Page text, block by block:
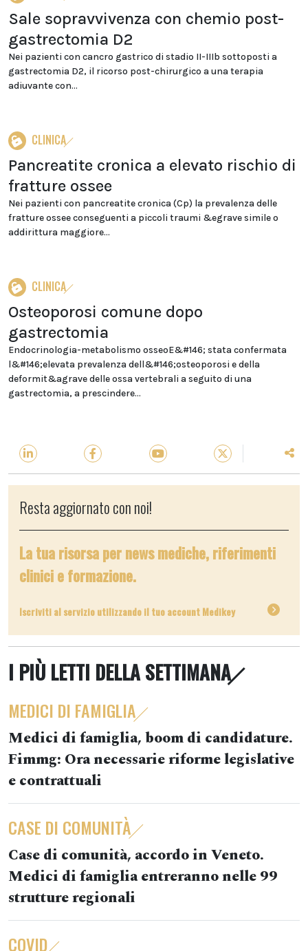
Sale sopravvivenza con chemio post-
gastrectomia D2
Nei pazienti con cancro gastrico di stadio II-IIIb sottoposti a
gastrectomia D2, il ricorso post-chirurgico a una terapia
adiuvante con...
CLINICA
Pancreatite cronica a elevato rischio di
fratture ossee
Nei pazienti con pancreatite cronica (Cp) la prevalenza delle
fratture ossee conseguenti a piccoli traumi &egrave simile o
addirittura maggiore...
CLINICA
Osteoporosi comune dopo
gastrectomia
Endocrinologia-metabolismo osseoE&#146; stata confermata
l&#146;elevata prevalenza dell&#146;osteoporosi e della
deformit&agrave delle ossa vertebrali a seguito di una
gastrectomia, a prescindere...
Resta aggiornato con noi!
La tua risorsa per news mediche, riferimenti
clinici e formazione.
Iscriviti al servizio utilizzando il tuo account Medikey
I PIÙ LETTI DELLA SETTIMANA
MEDICI DI FAMIGLIA
Medici di famiglia, boom di candidature.
Fimmg: Ora necessarie riforme legislative
e contrattuali
CASE DI COMUNITÀ
Case di comunità, accordo in Veneto.
Medici di famiglia entreranno nelle 99
strutture regionali
COVID